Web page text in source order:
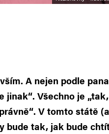
A nejen podle
jinak“. Všechno je
V tomto státě
bude tak, jak bude